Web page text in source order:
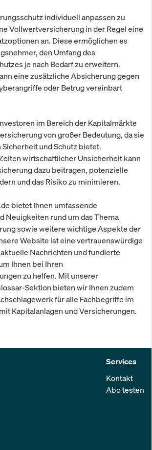
individuell anpassen zu
Vollwertversicherung in der Regel eine
an. Diese ermöglichen es
den Umfang des
je nach Bedarf zu erweitern.
eine zusätzliche Absicherung gegen
oder Betrug vereinbart
im Bereich der Kapitalmärkte
von großer Bedeutung, da sie
Sicherheit und Schutz bietet.
wirtschaftlicher Unsicherheit kann
dazu beitragen, potenzielle
und das Risiko zu minimieren.
bietet Ihnen umfassende
Neuigkeiten rund um das Thema
sowie weitere wichtige Aspekte der
Website ist eine vertrauenswürdige
Nachrichten und fundierte
Ihnen bei Ihren
zu helfen. Mit unserer
Sektion bieten wir Ihnen zudem
für alle Fachbegriffe im
Kapitalanlagen und Versicherungen.
Services
Kontakt
Abo testen